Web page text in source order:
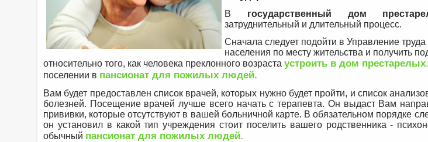
В государственный дом
затруднительный и длительный процесс.
Сначала следует подойти в Управление
населения по месту жительства и получить
относительно того, как человека преклонного возраста устроить в дом престарелых.
поселении в пансионат для пожилых людей.
Вам будет предоставлен список врачей, которых нужно будет пройти, и список
болезней. Посещение врачей лучше всего начать с терапевта. Он выдаст Вам
прививки, которые отсутствуют в вашей больничной карте. В обязательном порядке
он установил в какой тип учреждения стоит поселить вашего родственника -
обычный пансионат для пожилых людей.